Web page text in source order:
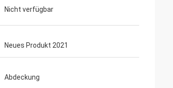
Nicht verfügbar
Neues Produkt 2021
Abdeckung